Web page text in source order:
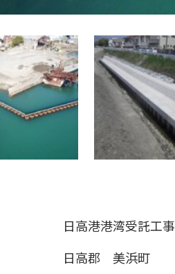
日高港港湾受託工事
日高郡 美浜町